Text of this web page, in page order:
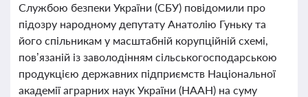
Службою безпеки України (СБУ) повідомили про
підозру народному депутату Анатолію Гуньку та
його спільникам у масштабній корупційній схемі,
пов’язаній із заволодінням сільськогосподарською
продукцією державних підприємств Національної
академії аграрних наук України (НААН) на суму